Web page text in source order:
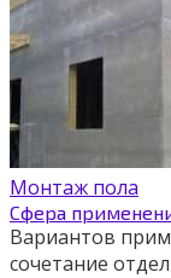
Монтаж пола
Сфера
Вариантов
сочетание